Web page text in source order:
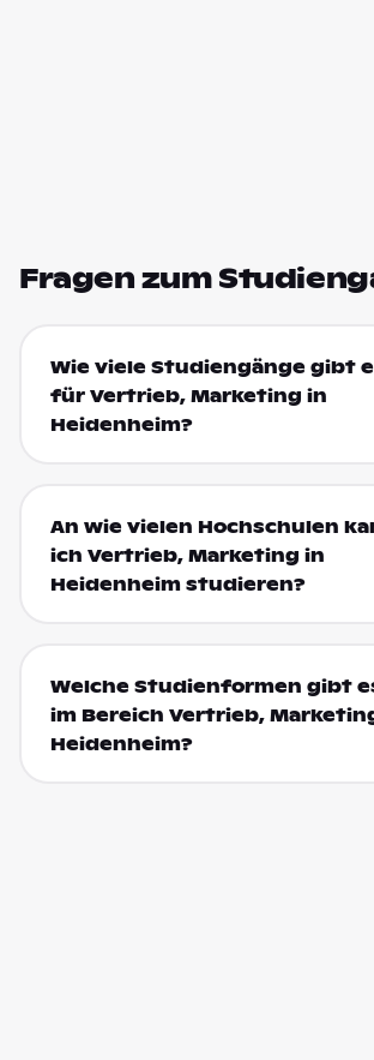
Fragen zum
Wie viele Studiengänge gibt
für Vertrieb, Marketing in
Heidenheim?
An wie vielen Hochschulen
ich Vertrieb, Marketing in
Heidenheim studieren?
Welche Studienformen gibt
im Bereich Vertrieb,
Heidenheim?